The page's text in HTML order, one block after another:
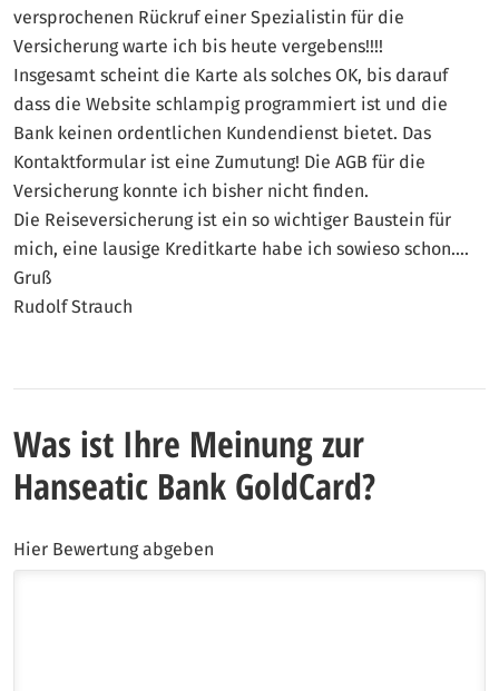
versprochenen Rückruf einer Spezialistin für die
Versicherung warte ich bis heute vergebens!!!!
Insgesamt scheint die Karte als solches OK, bis darauf
dass die Website schlampig programmiert ist und die
Bank keinen ordentlichen Kundendienst bietet. Das
Kontaktformular ist eine Zumutung! Die AGB für die
Versicherung konnte ich bisher nicht finden.
Die Reiseversicherung ist ein so wichtiger Baustein für
mich, eine lausige Kreditkarte habe ich sowieso schon....
Gruß
Rudolf Strauch
Was ist Ihre Meinung zur
Hanseatic Bank GoldCard?
Hier Bewertung abgeben